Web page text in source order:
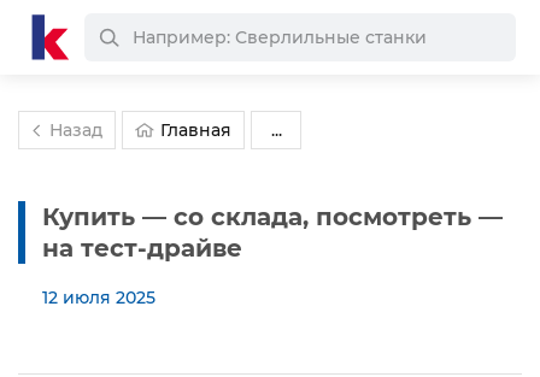
Назад Главная ...
Купить — со склада, посмотреть —
на тест-драйве
12 июля 2025